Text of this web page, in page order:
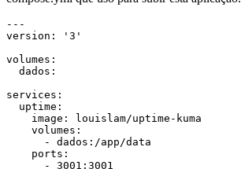
---
version: '3'
volumes:
services: